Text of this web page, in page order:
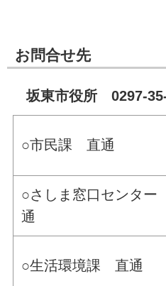
お問合せ先
坂東市役所 0297-
○市民課 直通
○さしま窓口センタ
通
○生活環境課 直通